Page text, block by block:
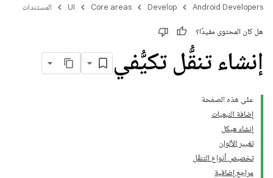
Android Developers
Develop
Core areas
UI المستندات
هل كان المحتوى مفيدًا؟
إنشاء تنقُّل تكيُّفي
على هذه الصفحة
إضافة التبعيات
إنشاء هيكل
تغيير الألوان
تخصيص أنواع التنقّل
مراجع إضافية